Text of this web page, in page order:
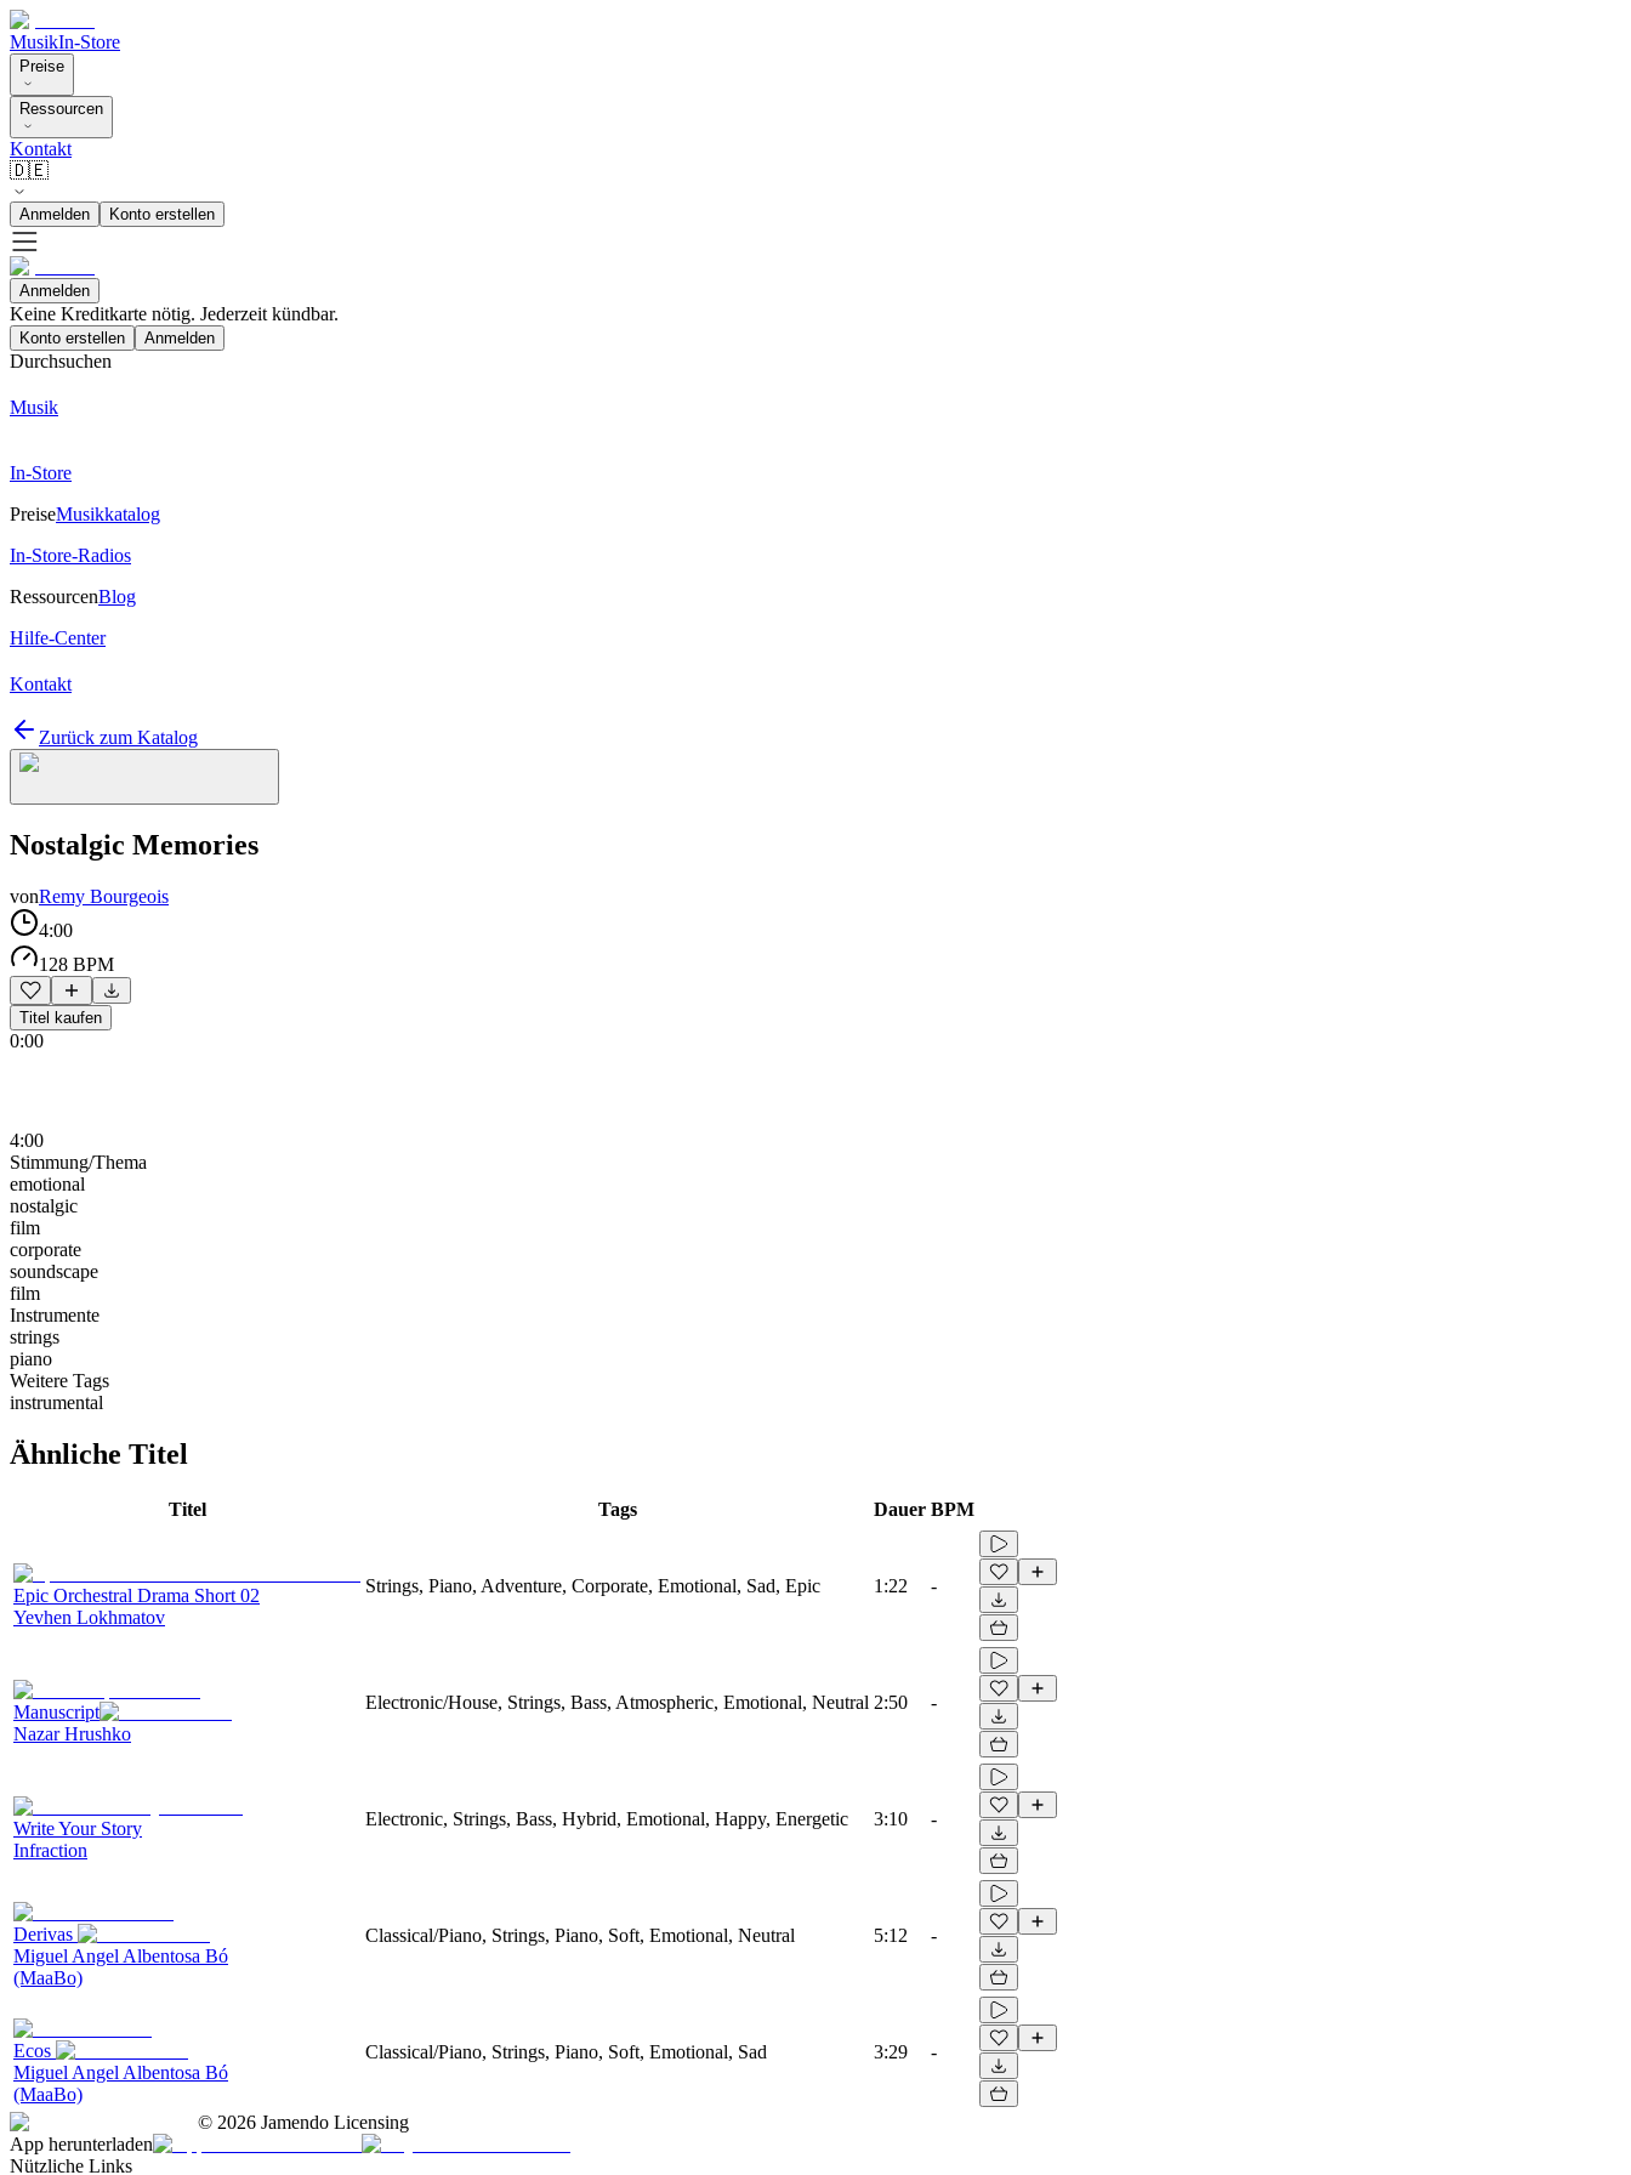
MusikIn-Store
Preise
Ressourcen
Kontakt
🇩🇪
Anmelden Konto erstellen
Anmelden
Keine Kreditkarte nötig. Jederzeit kündbar.
Konto erstellen Anmelden
Durchsuchen
Musik
In-Store
PreiseMusikkatalog
In-Store-Radios
RessourcenBlog
Hilfe-Center
Kontakt
Zurück zum Katalog
Nostalgic Memories
vonRemy Bourgeois
4:00
128 BPM
Titel kaufen
0:00
4:00
Stimmung/Thema
emotional
nostalgic
film
corporate
soundscape
film
Instrumente
strings
piano
Weitere Tags
instrumental
Ähnliche Titel
Titel Tags Dauer BPM
Epic Orchestral Drama Short 02
Yevhen Lokhmatov
Strings, Piano, Adventure, Corporate, Emotional, Sad, Epic 1:22 -
Manuscript
Nazar Hrushko
Electronic/House, Strings, Bass, Atmospheric, Emotional, Neutral 2:50 -
Write Your Story
Infraction
Electronic, Strings, Bass, Hybrid, Emotional, Happy, Energetic 3:10 -
Derivas
Miguel Angel Albentosa Bó
(MaaBo)
Classical/Piano, Strings, Piano, Soft, Emotional, Neutral 5:12 -
Ecos
Miguel Angel Albentosa Bó
(MaaBo)
Classical/Piano, Strings, Piano, Soft, Emotional, Sad 3:29 -
© 2026 Jamendo Licensing
App herunterladen
Nützliche Links